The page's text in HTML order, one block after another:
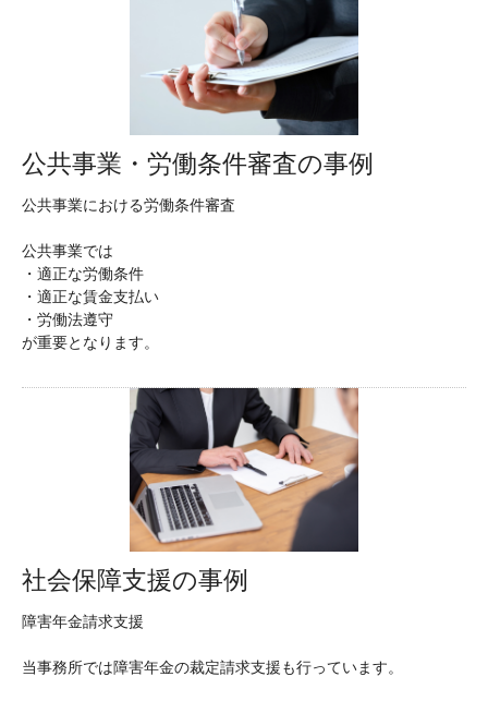
公共事業・労働条件審査の事例
公共事業における労働条件審査
公共事業では
・適正な労働条件
・適正な賃金支払い
・労働法遵守
が重要となります。
社会保障支援の事例
障害年金請求支援
当事務所では障害年金の裁定請求支援も行っています。